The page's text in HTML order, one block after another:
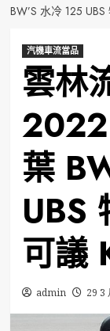
BW’S 水冷 125
汽機車流當品
雲林
葉
UBS
可議
admin 29 3